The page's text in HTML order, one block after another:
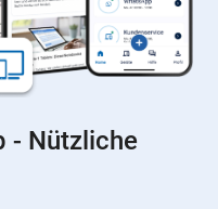
- Nützliche